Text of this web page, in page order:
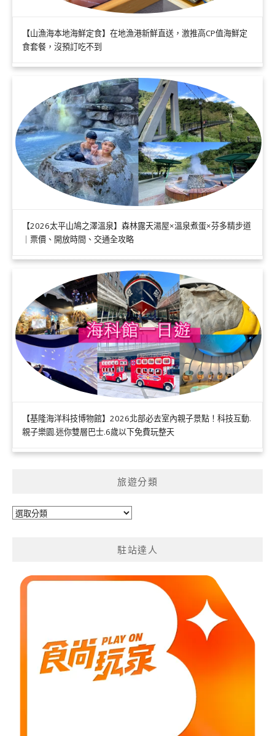
【山漁海本地海鮮定食】在地漁港新鮮直送，激推高CP值海鮮定
食套餐，沒預訂吃不到
【2026太平山鳩之澤溫泉】森林露天湯屋×溫泉煮蛋×芬多精步道
｜票價、開放時間、交通全攻略
【基隆海洋科技博物館】2026北部必去室內親子景點！科技互動.
親子樂園.迷你雙層巴士.6歲以下免費玩整天
旅遊分類
旅
駐站達人